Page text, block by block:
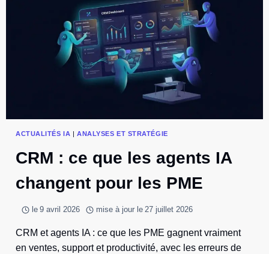
FINANCES
ACTUALITÉS IA ANALYSES ET STRATÉGIE
CRM : ce que les agents IA
changent pour les PME
le 9 avril 2026 mise à jour le 27 juillet 2026
CRM et agents IA : ce que les PME gagnent vraiment
en ventes, support et productivité, avec les erreurs de